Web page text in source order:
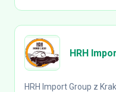
HRH
HRH Import Group z